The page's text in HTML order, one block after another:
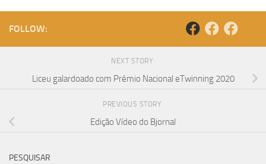
FOLLOW:
NEXT STORY
Liceu galardoado com Prémio Nacional eTwinning 2020
PREVIOUS STORY
Edição Vídeo do Bjornal
PESQUISAR